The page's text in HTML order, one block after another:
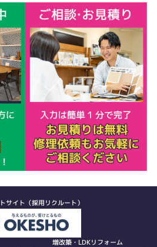
サイト（採用リクルート）
増改築・LDKリフォーム